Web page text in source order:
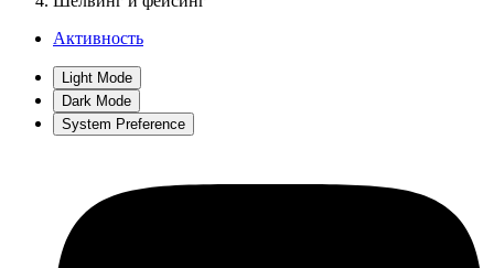
Активность
Light Mode
Dark Mode
System Preference